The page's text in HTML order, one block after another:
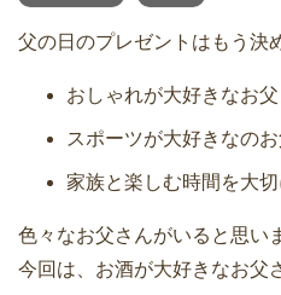
父の日のプレゼントはもう決
おしゃれが大好きなお
スポーツが大好きなの
家族と楽しむ時間を大
色々なお父さんがいると思い
今回は、お酒が大好きなお父